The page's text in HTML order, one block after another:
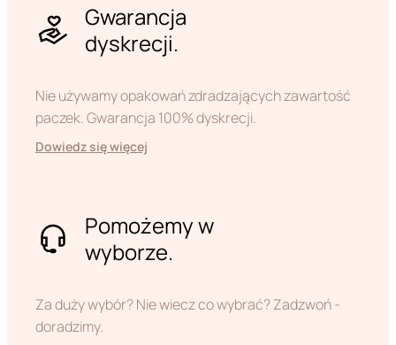
Gwarancja
dyskrecji.
Nie używamy opakowań zdradzających zawartość
paczek. Gwarancja 100% dyskrecji.
Dowiedz się więcej
Pomożemy w
wyborze.
Za duży wybór? Nie wiecz co wybrać? Zadzwoń -
doradzimy.